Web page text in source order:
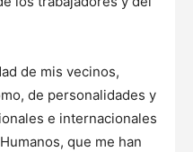
de mis vecinos,
de personalidades y
e internacionales
que me han